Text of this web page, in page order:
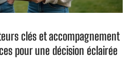
clés et accompagnement
pour une décision éclairée